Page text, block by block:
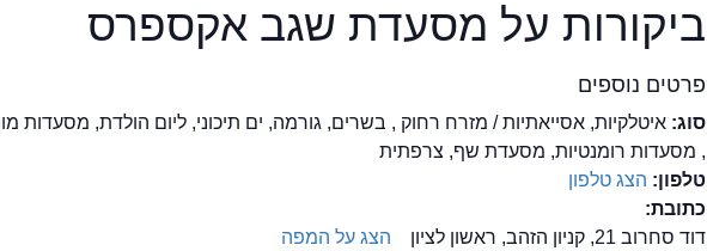
ביקורות על מסעדת שגב אקספרס
פרטים נוספים
סוג:איטלקיות, אסייאתיות / מזרח רחוק , בשרים, גורמה, ים תיכוני, ליום הולדת, מסעדות
, מסעדות רומנטיות, מסעדת שף, צרפתית
טלפון: הצג טלפון
כתובת:
דוד סחרוב 21, קניון הזהב, ראשון לציון
הצג על המפה